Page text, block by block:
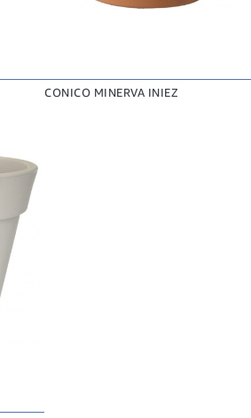
CONICO MINERVA INIEZ